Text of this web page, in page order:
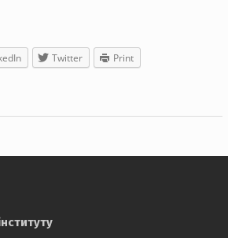
Twitter Print